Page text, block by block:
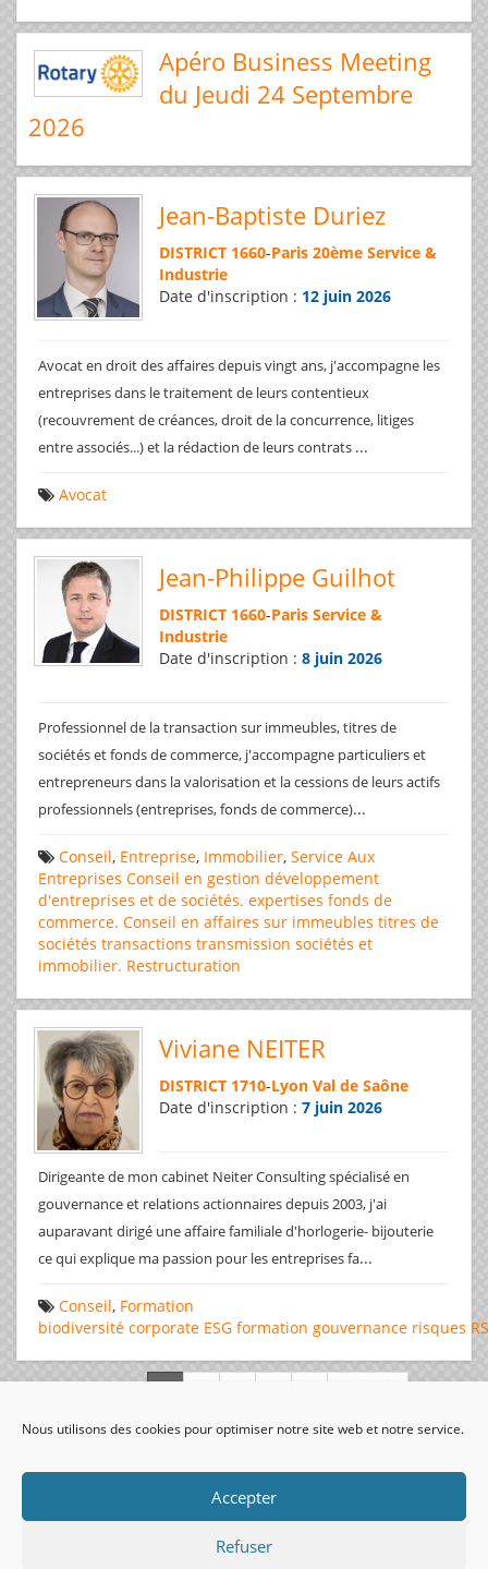
Nous utilisons des cookies pour optimiser notre site web et notre service.
Accepter
Refuser
Apéro Business Meeting
du Jeudi 24 Septembre
2026
Jean-Baptiste Duriez
DISTRICT 1660-Paris 20ème Service &
Industrie
Date d'inscription : 12 juin 2026
Avocat en droit des affaires depuis vingt ans, j'accompagne les
entreprises dans le traitement de leurs contentieux
(recouvrement de créances, droit de la concurrence, litiges
entre associés...) et la rédaction de leurs contrats ...
Avocat
Jean-Philippe Guilhot
DISTRICT 1660-Paris Service &
Industrie
Date d'inscription : 8 juin 2026
Professionnel de la transaction sur immeubles, titres de
sociétés et fonds de commerce, j'accompagne particuliers et
entrepreneurs dans la valorisation et la cessions de leurs actifs
professionnels (entreprises, fonds de commerce)...
Conseil, Entreprise, Immobilier, Service Aux
Entreprises Conseil en gestion développement
d'entreprises et de sociétés. expertises fonds de
commerce. Conseil en affaires sur immeubles titres de
sociétés transactions transmission sociétés et
immobilier. Restructuration
Viviane NEITER
DISTRICT 1710-Lyon Val de Saône
Date d'inscription : 7 juin 2026
Dirigeante de mon cabinet Neiter Consulting spécialisé en
gouvernance et relations actionnaires depuis 2003, j'ai
auparavant dirigé une affaire familiale d'horlogerie- bijouterie
ce qui explique ma passion pour les entreprises fa...
Conseil, Formation
biodiversité corporate ESG formation gouvernance risques
visiteurs uniques: